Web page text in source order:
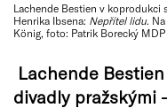
Lachende Bestien v koprodukci
Henrika Ibsena: Nepřítel lidu.
König, foto: Patrik Borecký MDP
Lachende
divadly pražskými